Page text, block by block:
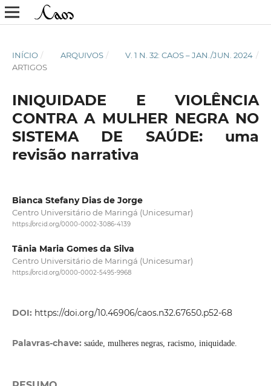
INÍCIO / ARQUIVOS / V. 1 N. 32: CAOS – JAN./JUN. 2024 /
ARTIGOS
INIQUIDADE E VIOLÊNCIA
CONTRA A MULHER NEGRA NO
SISTEMA DE SAÚDE: uma
revisão narrativa
Bianca Stefany Dias de Jorge
Centro Universitário de Maringá (Unicesumar)
https://orcid.org/0000-0002-3086-4139
Tânia Maria Gomes da Silva
Centro Universitário de Maringá (Unicesumar)
https://orcid.org/0000-0002-5495-9968
DOI: https://doi.org/10.46906/caos.n32.67650.p52-68
Palavras-chave: saúde, mulheres negras, racismo, iniquidade.